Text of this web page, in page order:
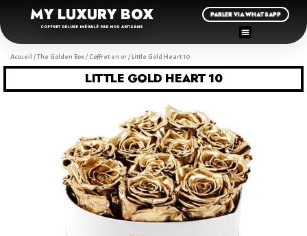
MY LUXURY BOX
COFFRET DELUXE INÉGALÉ PAR NOS ARTISANS
PARLER VIA WHATSAPP
Accueil /The Golden Box/ Coffret en or/ Little Gold Heart 10
LITTLE GOLD HEART 10